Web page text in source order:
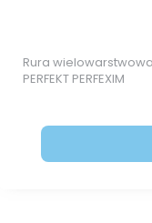
Rura
PERFEKT PERFEXIM